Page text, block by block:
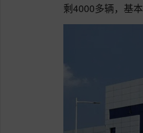
剩4000多辆，基